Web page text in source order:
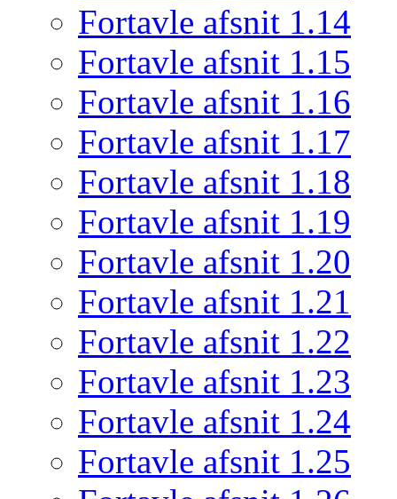
Fortavle afsnit 1.14
Fortavle afsnit 1.15
Fortavle afsnit 1.16
Fortavle afsnit 1.17
Fortavle afsnit 1.18
Fortavle afsnit 1.19
Fortavle afsnit 1.20
Fortavle afsnit 1.21
Fortavle afsnit 1.22
Fortavle afsnit 1.23
Fortavle afsnit 1.24
Fortavle afsnit 1.25